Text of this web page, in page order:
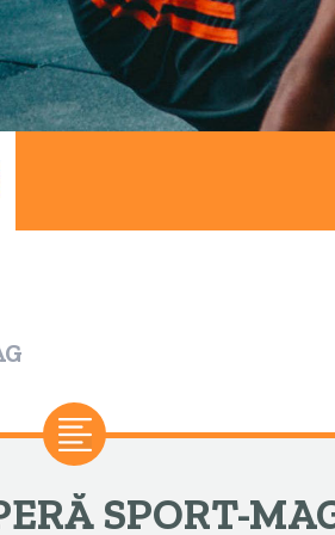
SPORT-